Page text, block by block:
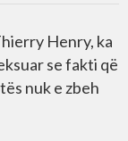
Henry, ka
se fakti që
nuk e zbeh